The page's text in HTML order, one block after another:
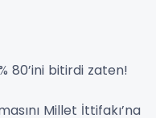
80’ini bitirdi zaten!
Millet İttifakı’na